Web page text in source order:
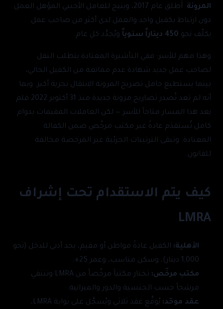
المرونة
. أُطلق عام 2017، ويتيح للعامل الأجنبي المؤهل العمل
دون ارتباط بكفيل واحد والعمل لدى أكثر من صاحب عمل.
يكلّف نحو 450 ديناراً سنوياً ويُجدَّد كل عام.
وهذا مهم للأسر: ففي التأشيرة المعتادة يتطلب النقل
لصاحب عمل جديد شهادة عدم ممانعة من الكفيل الحالي،
بينما يستطيع حامل تصريح المرونة الانتقال بحرية أكبر. وبما
أنه لم تعد تُصدر تصاريح مرونة جديدة منذ 31 أكتوبر 2022 فلم
يعد هذا المسار متاحاً للأسر — لكن العاملات المقيمات بدوام
كامل تُستقدَم عادةً عبر مكتب مرخّص ضمن الكفالة
المعتادة. وتبقى الترتيبات الجزئية غير المرخصة مخالفة
للقانون.
كيف يتم الاستقدام تحت إشراف
LMRA
الأهلية: الكفيل عادةً مواطن أو مقيم، بحد أدنى للدخل (نحو
1,000 دينار)، وسكن مناسب، وعمر 25+.
مكتب مرخّص:
تختار مكتباً مرخّصاً من LMRA وتنتقي
مرشحاً حسب الجنسية والدور والميزانية.
عقد موحّد:
يُوقَّع عقد ثلاثي ويُسجَّل على بوابة LMRA،